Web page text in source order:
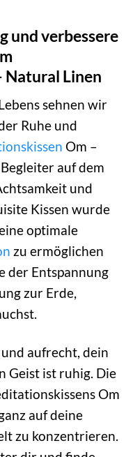
und verbessere
Natural Linen
sehnen wir
Ruhe und
Om –
auf dem
und
Kissen wurde
optimale
zu ermöglichen
der Entspannung
zur Erde,
aufrecht, dein
Geist ist ruhig. Die
Om
auf deine
zu konzentrieren.